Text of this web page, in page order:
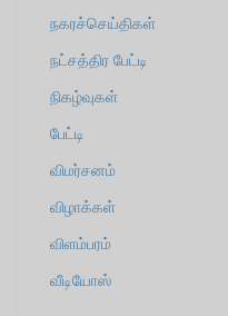
நகரச்செய்திகள்
நட்சத்திர பேட்டி
நிகழ்வுகள்
பேட்டி
விமர்சனம்
விழாக்கள்
விளம்பரம்
வீடியோஸ்